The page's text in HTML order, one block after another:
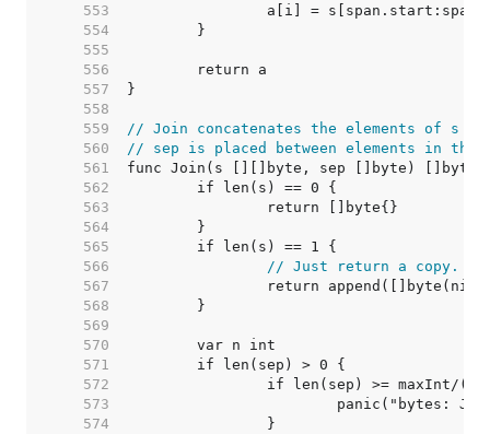
   553
   554
   555
   556
   557
   558
   559
// Join concatenates the elements of s
   560
// sep is placed between elements in
   561
   562
   563
   564
   565
   566
// Just return a copy.
   567
   568
   569
   570
   571
   572
   573
   574